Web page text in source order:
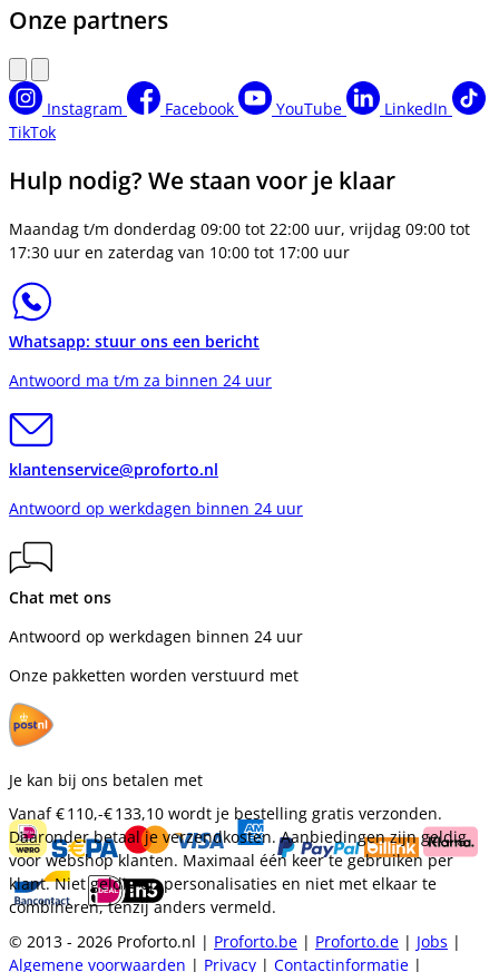
Onze partners
Instagram Facebook YouTube
LinkedIn
TikTok
Hulp nodig? We staan voor je klaar
Maandag t/m donderdag 09:00 tot 22:00 uur, vrijdag 09:00 tot
17:30 uur en zaterdag van 10:00 tot 17:00 uur
Whatsapp: stuur ons een bericht
Antwoord ma t/m za binnen 24 uur
klantenservice@proforto.nl
Antwoord op werkdagen binnen 24 uur
Chat met ons
Antwoord op werkdagen binnen 24 uur
Onze pakketten worden verstuurd met
Je kan bij ons betalen met
Vanaf€ 110,-€ 133,10 wordt je bestelling gratis verzonden.
Daaronder betaal je verzendkosten. Aanbiedingen zijn geldig
voor webshop klanten. Maximaal één keer te gebruiken per
klant. Niet geldig op personalisaties en niet met elkaar te
combineren, tenzij anders vermeld.
© 2013 - 2026 Proforto.nl | Proforto.be | Proforto.de | Jobs |
Algemene voorwaarden | Privacy | Contactinformatie |